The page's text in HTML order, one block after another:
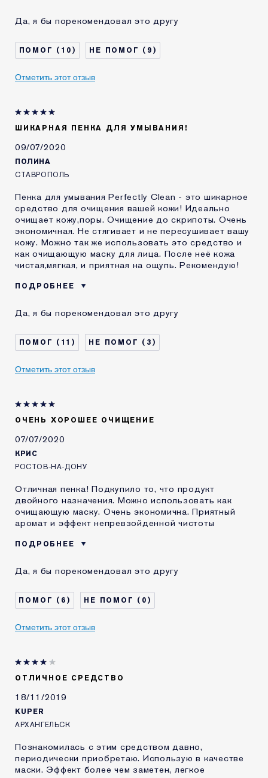
Тип кожи
КАК ДАВНО ВЫ
ЗНАКОМЫ С
LAUDER?
5-10 лет
продукта
Да, я бы порекомендовал это другу
10 9
Отметить этот отзыв
ШИКАРНАЯ ПЕНКА ДЛЯ УМЫВАНИЯ!
09/07/2020
ПОЛИНА
СТАВРОПОЛЬ
Пенка для умывания Perfectly Clean - это шикарное
средство для очищения вашей кожи! Идеально
очищает кожу,поры. Очищение до скрипоты. Очень
экономичная. Не стягивает и не пересушивает вашу
кожу. Можно так же использовать это средство и
как очищающую маску для лица. После неё кожа
чистая,мягкая, и приятная на ощупь. Рекомендую!
ПОДРОБНЕЕ
Тип кожи
Нормальная / комбинированная
Проблема кожи
Выравнивание тона
КАК ДАВНО ВЫ
КОМЕТИКОЙ ESTEE
2-5 лет
Я получал(-а)
миниатюру этого
продукта
Да, я бы порекомендовал это другу
11 3
Отметить этот отзыв
ОЧЕНЬ ХОРОШЕЕ ОЧИЩЕНИЕ
07/07/2020
КРИС
РОСТОВ-НА-ДОНУ
Отличная пенка! Подкупило то, что продукт
двойного назначения. Можно использовать как
очищающую маску. Очень экономична. Приятный
аромат и эффект непревзойденной чистоты
ПОДРОБНЕЕ
Тип кожи
Нормальная / комбинированная
Проблема кожи
Другая
КАК ДАВНО ВЫ
КОМЕТИКОЙ ESTEE
5-10 лет
Я получал(-а)
миниатюру этого
продукта
Да, я бы порекомендовал это другу
6 0
Отметить этот отзыв
ОТЛИЧНОЕ СРЕДСТВО
18/11/2019
KUPER
АРХАНГЕЛЬСК
Познакомилась с этим средством давно,
периодически приобретаю. Использую в качестве
маски. Эффект более чем заметен, легкое